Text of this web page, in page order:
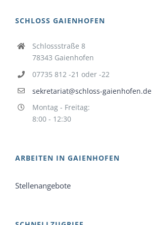
SCHLOSS GAIENHOFEN
Schlossstraße 8
78343 Gaienhofen
07735 812 -21 oder -22
sekretariat@schloss-gaienhofen.de
Montag - Freitag:
8:00 - 12:30
ARBEITEN IN GAIENHOFEN
Stellenangebote